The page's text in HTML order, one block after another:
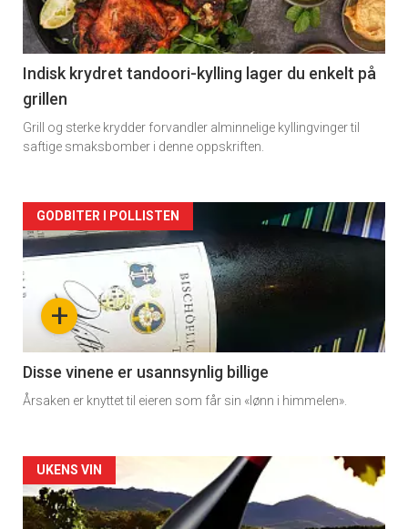
-
2
Indisk krydret tandoori-kylling lager du enkelt på
grillen
Grill og sterke krydder forvandler alminnelige kyllingvinger til
saftige smaksbomber i denne oppskriften.
Forsiden
akkurat
nå
3
+
GODBITER I POLLISTEN
Disse vinene er usannsynlig billige
Årsaken er knyttet til eieren som får sin «lønn i himmelen».
Forsiden
akkurat
UKENS VIN